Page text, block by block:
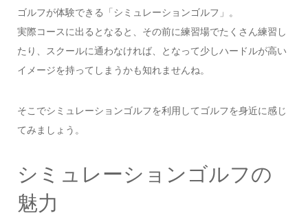
ゴルフが体験できる「シミュレーションゴルフ」。
実際コースに出るとなると、その前に練習場でたくさん練習し
たり、スクールに通わなければ、となって少しハードルが高い
イメージを持ってしまうかも知れませんね。
そこでシミュレーションゴルフを利用してゴルフを身近に感じ
てみましょう。
シミュレーションゴルフの
魅力